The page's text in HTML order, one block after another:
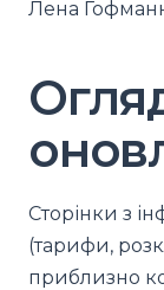
Лена
Сторінки з
(тарифи,
приблизно